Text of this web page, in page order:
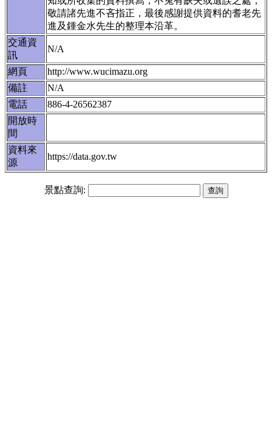
敬請諸先進不吝指正，最後感謝提供資料的耆老先
進及鍾金水先生的整理本沿革。
交通資
訊
N/A
網頁
http://www.wucimazu.org
備註
N/A
電話
886-4-26562387
開放時
間
資料來
源
https://data.gov.tw
景點查詢: